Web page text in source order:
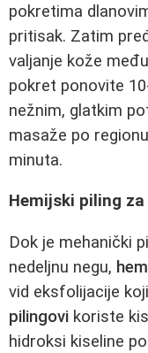
pokretima
pritisak. Zatim
valjanje kože
pokret ponovite
nežnim, glatkim
masaže po
minuta.
Hemijski piling
Dok je mehanički
nedeljnu negu,
vid eksfolijacije
pilingovi koriste
hidroksi kiseline